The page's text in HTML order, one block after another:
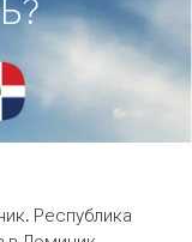
Республика